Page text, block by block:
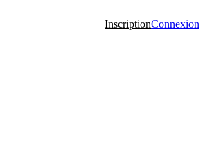
InscriptionConnexion